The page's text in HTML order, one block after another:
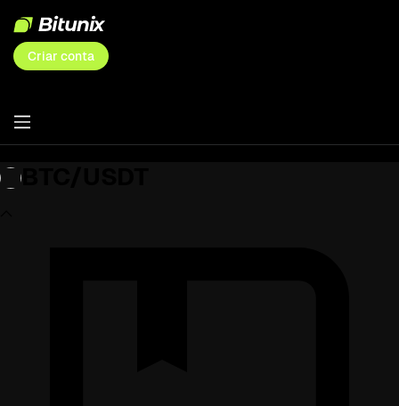
Criar conta